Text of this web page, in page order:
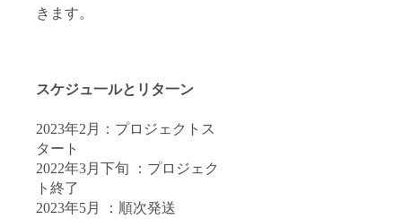
きます。
スケジュ一ルとリタ一ン
2023年2月：プロジェクトス
タート
2022年3月下旬 ：プロジェク
ト終了
2023年5月 ：順次発送